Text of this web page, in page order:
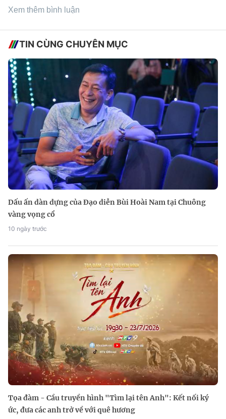
Xem thêm bình luận
TIN CÙNG CHUYÊN MỤC
Dấu ấn dàn dựng của Đạo diễn Bùi Hoài Nam tại Chuông
vàng vọng cổ
10 ngày trước
Tọa đàm - Cầu truyền hình "Tìm lại tên Anh": Kết nối ký
ức, đưa các anh trở về với quê hương